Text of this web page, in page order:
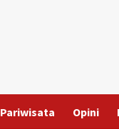
Pariwisata Opini